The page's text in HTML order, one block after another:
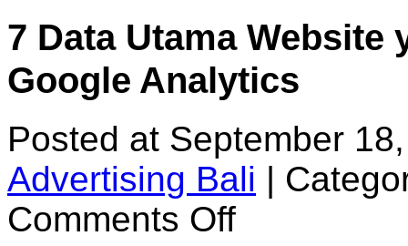
7 Data Utama Website
Google Analytics
Posted at September
Advertising Bali |
Comments Offon